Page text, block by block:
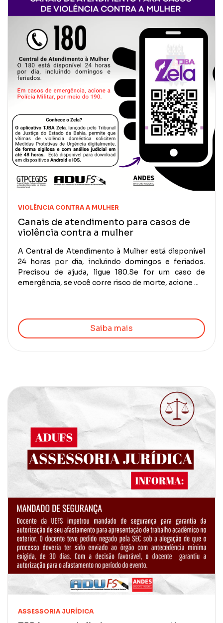
VIOLÊNCIA CONTRA A MULHER
Canais de atendimento para casos de
violência contra a mulher
A Central de Atendimento à Mulher está disponível
24 horas por dia, incluindo domingos e feriados.
Precisou de ajuda, ligue 180.Se for um caso de
emergência, se você corre risco de morte, acione ...
Saiba mais
ASSESSORIA JURÍDICA